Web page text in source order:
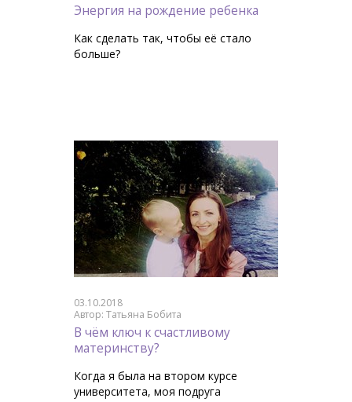
Энергия на рождение ребенка
Как сделать так, чтобы её стало
больше?
03.10.2018
Автор: Татьяна Бобита
В чём ключ к счастливому
материнству?
Когда я была на втором курсе
университета, моя подруга